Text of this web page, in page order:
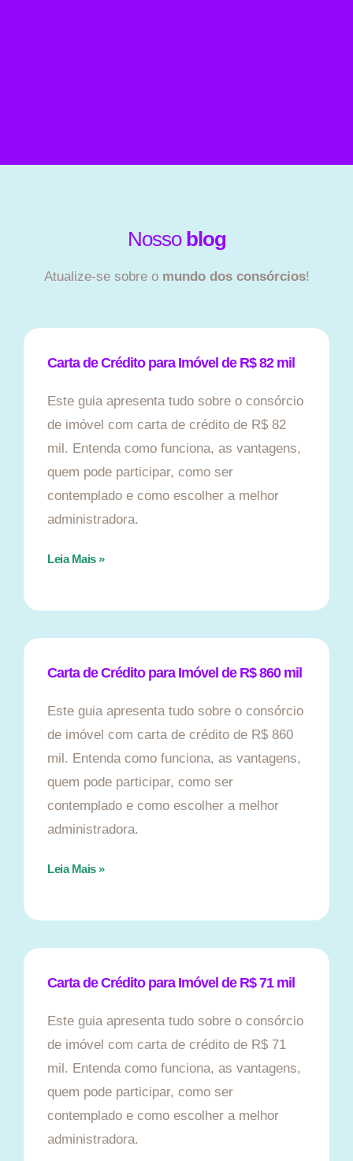
Nosso blog
Atualize-se sobre o mundo dos consórcios!
Carta de Crédito para Imóvel de R$ 82 mil
Este guia apresenta tudo sobre o consórcio
de imóvel com carta de crédito de R$ 82
mil. Entenda como funciona, as vantagens,
quem pode participar, como ser
contemplado e como escolher a melhor
administradora.
Leia Mais »
Carta de Crédito para Imóvel de R$ 860 mil
Este guia apresenta tudo sobre o consórcio
de imóvel com carta de crédito de R$ 860
mil. Entenda como funciona, as vantagens,
quem pode participar, como ser
contemplado e como escolher a melhor
administradora.
Leia Mais »
Carta de Crédito para Imóvel de R$ 71 mil
Este guia apresenta tudo sobre o consórcio
de imóvel com carta de crédito de R$ 71
mil. Entenda como funciona, as vantagens,
quem pode participar, como ser
contemplado e como escolher a melhor
administradora.